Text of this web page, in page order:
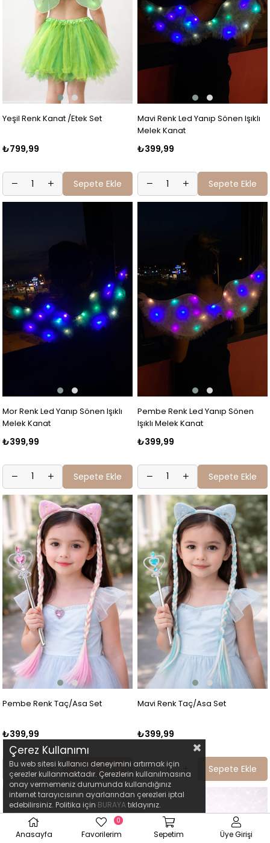
Yeşil Renk Kanat /Etek Set
₺799,99
Sepete Ekle
Mavi Renk Led Yanıp Sönen Işıklı
Melek Kanat
₺399,99
Sepete Ekle
Mor Renk Led Yanıp Sönen Işıklı
Melek Kanat
₺399,99
Sepete Ekle
Pembe Renk Led Yanıp Sönen
Işıklı Melek Kanat
₺399,99
Sepete Ekle
Pembe Renk Taç/Asa Set
₺399,99
Sepete Ekle
Mavi Renk Taç/Asa Set
₺399,99
Sepete Ekle
Çerez Kullanımı
Bu web sitesi kullanıcı deneyimini artırmak için
çerezler kullanmaktadır. Çerezlerin kullanılmasına
onay vermemeniz durumunda kullandığınız
internet tarayıcısının ayarlarından çerezleri iptal
edebilirsiniz. Politika için BURAYAtıklayınız.
Anasayfa Favorilerim
0
Sepetim Üye Girişi